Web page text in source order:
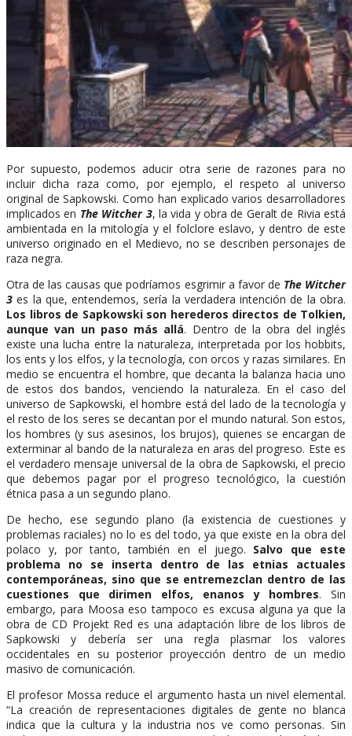
Por supuesto, podemos aducir otra serie de razones para no
incluir dicha raza como, por ejemplo, el respeto al universo
original de Sapkowski. Como han explicado varios desarrolladores
implicados en The Witcher 3, la vida y obra de Geralt de Rivia está
ambientada en la mitología y el folclore eslavo, y dentro de este
universo originado en el Medievo, no se describen personajes de
raza negra.
Otra de las causas que podríamos esgrimir a favor de The Witcher
3 es la que, entendemos, sería la verdadera intención de la obra.
Los libros de Sapkowski son herederos directos de Tolkien,
aunque van un paso más allá. Dentro de la obra del inglés
existe una lucha entre la naturaleza, interpretada por los hobbits,
los ents y los elfos, y la tecnología, con orcos y razas similares. En
medio se encuentra el hombre, que decanta la balanza hacia uno
de estos dos bandos, venciendo la naturaleza. En el caso del
universo de Sapkowski, el hombre está del lado de la tecnología y
el resto de los seres se decantan por el mundo natural. Son estos,
los hombres (y sus asesinos, los brujos), quienes se encargan de
exterminar al bando de la naturaleza en aras del progreso. Este es
el verdadero mensaje universal de la obra de Sapkowski, el precio
que debemos pagar por el progreso tecnológico, la cuestión
étnica pasa a un segundo plano.
De hecho, ese segundo plano (la existencia de cuestiones y
problemas raciales) no lo es del todo, ya que existe en la obra del
polaco y, por tanto, también en el juego. Salvo que este
problema no se inserta dentro de las etnias actuales
contemporáneas, sino que se entremezclan dentro de las
cuestiones que dirimen elfos, enanos y hombres. Sin
embargo, para Moosa eso tampoco es excusa alguna ya que la
obra de CD Projekt Red es una adaptación libre de los libros de
Sapkowski y debería ser una regla plasmar los valores
occidentales en su posterior proyección dentro de un medio
masivo de comunicación.
El profesor Mossa reduce el argumento hasta un nivel elemental.
“La creación de representaciones digitales de gente no blanca
indica que la cultura y la industria nos ve como personas. Sin